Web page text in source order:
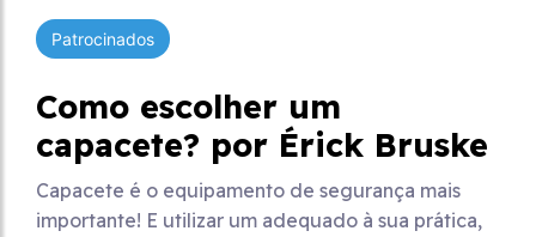
Patrocinados
Como escolher um
capacete? por Érick Bruske
Capacete é o equipamento de segurança mais
importante! E utilizar um adequado à sua prática,